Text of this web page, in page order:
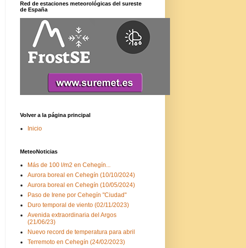
Red de estaciones meteorológicas del sureste
de España
Volver a la página principal
Inicio
MeteoNoticias
Más de 100 l/m2 en Cehegín...
Aurora boreal en Cehegín (10/10/2024)
Aurora boreal en Cehegín (10/05/2024)
Paso de Irene por Cehegín "Ciudad"
Duro temporal de viento (02/11/2023)
Avenida extraordinaria del Argos
(21/06/23)
Nuevo record de temperatura para abril
Terremoto en Cehegín (24/02/2023)